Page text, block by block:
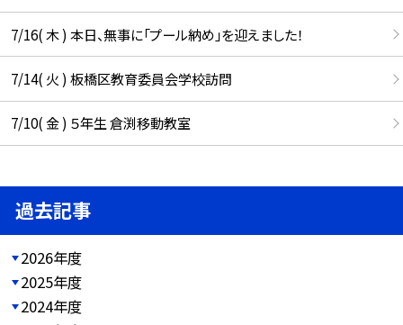
7/16( 木 ) 本日、無事に「プール納め」を迎えました！
7/14( 火 ) 板橋区教育委員会学校訪問
7/10( 金 ) ５年生 倉渕移動教室
過去記事
2026年度
2025年度
2024年度